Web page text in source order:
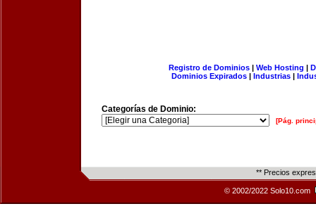
Registro de Dominios| Web Hosting |
Dominios Expirados | Industrias |
Categorías de Dominio:
[Pág.
** Precios
© 2002/2022 Solo10.com